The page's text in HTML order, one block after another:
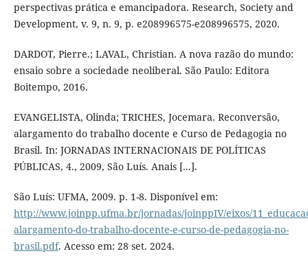
perspectivas prática e emancipadora. Research, Society and
Development, v. 9, n. 9, p. e208996575-e208996575, 2020.
DARDOT, Pierre.; LAVAL, Christian. A nova razão do mundo:
ensaio sobre a sociedade neoliberal. São Paulo: Editora
Boitempo, 2016.
EVANGELISTA, Olinda; TRICHES, Jocemara. Reconversão,
alargamento do trabalho docente e Curso de Pedagogia no
Brasil. In: JORNADAS INTERNACIONAIS DE POLÍTICAS
PÚBLICAS, 4., 2009, São Luís. Anais [...].
São Luís: UFMA, 2009. p. 1-8. Disponível em:
http://www.joinpp.ufma.br/jornadas/joinppIV/eixos/
alargamento-do-trabalho-docente-e-curso-de-pedagogia-no-
brasil.pdf. Acesso em: 28 set. 2024.